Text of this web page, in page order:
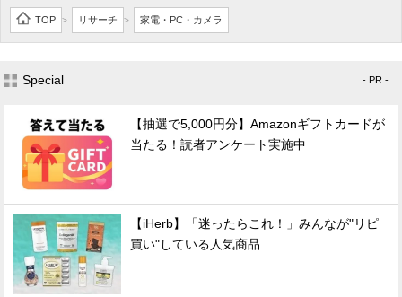
TOP > リサーチ > 家電・PC・カメラ
Special - PR -
【抽選で5,000円分】Amazonギフトカードが
当たる！読者アンケート実施中
【iHerb】「迷ったらこれ！」みんなが"リピ
買い"している人気商品